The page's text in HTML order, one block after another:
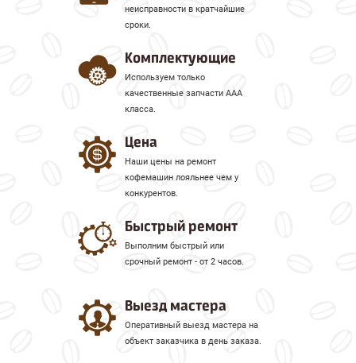
Какие услуги мы предлагаем
Все восстановительные работы
проводятся на специальном
оборудовании с использованием
профессиональных инструментов. Для
был проведен на самом высоком
уровне, в сервисном центре работают
только высококвалифицированные
После проведения ремонта, клиентам
предлагается заключение договора на
услугами могут воспользоваться как
юридические, так и физические лица.
неисправности в кратчайшие
сроки.
Комплектующие
Используем только
качественные запчасти ААА
класса.
Цена
Наши цены на ремонт
кофемашин лояльнее чем у
конкурентов.
Быстрый ремонт
Выполним быстрый или
срочный ремонт - от 2 часов.
Выезд мастера
Оперативный выезд мастера на
объект заказчика в день заказа.